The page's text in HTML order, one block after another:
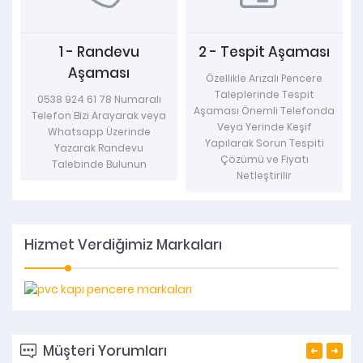
1 - Randevu
Aşaması
0538 924 61 78 Numaralı
Telefon Bizi Arayarak veya
Whatsapp Üzerinde
Yazarak Randevu
Talebinde Bulunun
2 - Tespit Aşaması
Özellikle Arızalı Pencere
Taleplerinde Tespit
Aşaması Önemli Telefonda
Veya Yerinde Keşif
Yapılarak Sorun Tespiti
Çözümü ve Fiyatı
Netleştirilir
Hizmet Verdiğimiz Markaları
Müşteri Yorumları